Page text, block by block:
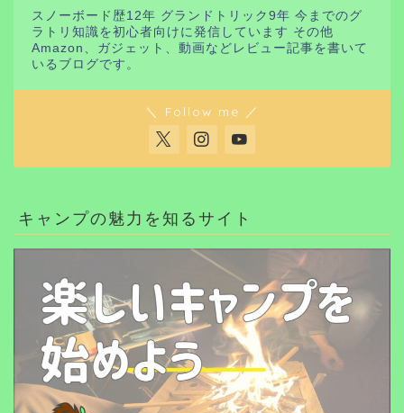
スノーボード歴12年 グランドトリック9年 今までのグ
ラトリ知識を初心者向けに発信しています その他
Amazon、ガジェット、動画などレビュー記事を書いて
いるブログです。
＼ Follow me ／
キャンプの魅力を知るサイト